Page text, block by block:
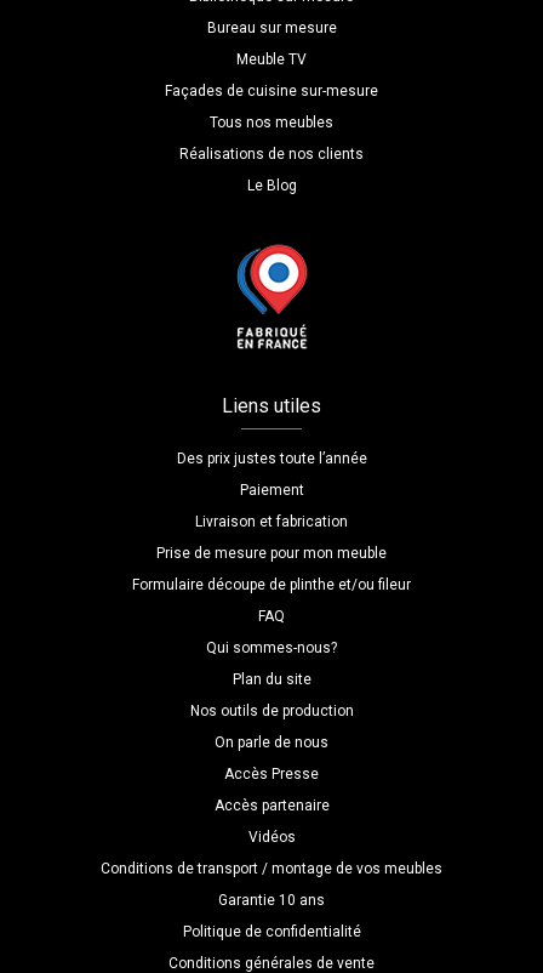
Bureau sur mesure
Meuble TV
Façades de cuisine sur-mesure
Tous nos meubles
Réalisations de nos clients
Le Blog
Liens utiles
Des prix justes toute l’année
Paiement
Livraison et fabrication
Prise de mesure pour mon meuble
Formulaire découpe de plinthe et/ou fileur
FAQ
Qui sommes-nous?
Plan du site
Nos outils de production
On parle de nous
Accès Presse
Accès partenaire
Vidéos
Conditions de transport / montage de vos meubles
Garantie 10 ans
Politique de confidentialité
Conditions générales de vente